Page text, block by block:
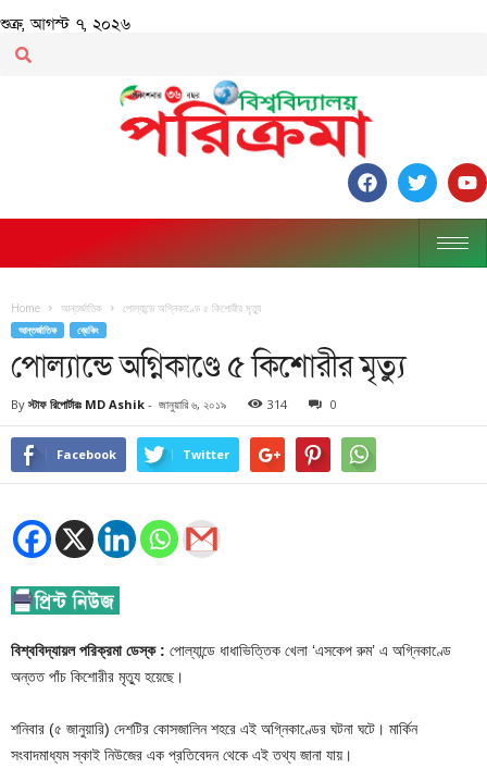
শুক্র, আগস্ট ৭, ২০২৬
Home আন্তর্জাতিক পোল্যান্ডে অগ্নিকাণ্ডে ৫ কিশোরীর মৃত্যু
আন্তর্জাতিক ব্রেকিং
পোল্যান্ডে অগ্নিকাণ্ডে ৫ কিশোরীর মৃত্যু
By স্টাফ রিপোর্টারঃ MD Ashik - জানুয়ারি ৬, ২০১৯ 314 0
Facebook Twitter
বিশ্ববিদ্যায়ল পরিক্রমা ডেস্ক : পোল্যান্ডে ধাধাভিত্তিক খেলা ‘এসকেপ রুম’ এ অগ্নিকাণ্ডে
অন্তত পাঁচ কিশোরীর মৃত্যু হয়েছে।
শনিবার (৫ জানুয়ারি) দেশটির কোসজালিন শহরে এই অগ্নিকাণ্ডের ঘটনা ঘটে। মার্কিন
সংবাদমাধ্যম স্কাই নিউজের এক প্রতিবেদন থেকে এই তথ্য জানা যায়।